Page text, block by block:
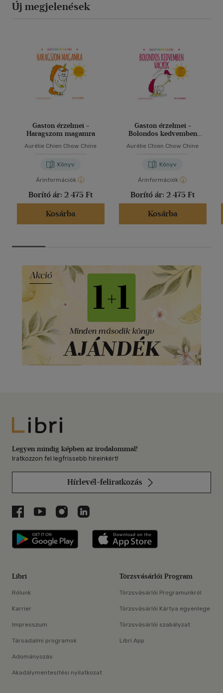
Új megjelenések
Gaston érzelmei -
Haragszom magamra
Aurélie Chien Chow Chine
Könyv
Árinformációk
Borító ár: 2 475 Ft
Kosárba
Gaston érzelmei -
Bolondos kedvemben
Aurélie Chien Chow Chine
Könyv
Árinformációk
Borító ár: 2 475 Ft
Kosárba
Libri
Legyen mindig képben az irodalommal!
Iratkozzon fel legfrissebb híreinkért!
Hírlevél-feliratkozás
Libri a Facebookon
Libri a Youtube-on
Libri az Instagramon
Libri a LinkedInen
Libri applikáció Szerezd meg: Google
Libri
Rólunk
Karrier
Impresszum
Társadalmi programok
Adományozás
Akadálymentesítési nyilatkozat
Törzsvásárlói Program
Törzsvásárlói Programunkról
Törzsvásárlói Kártya egyenlege
Törzsvásárlói szabályzat
Libri App